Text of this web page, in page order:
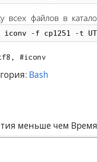
всех файлов в
-f cp1251 -t
#iconv
Bash
меньше чем